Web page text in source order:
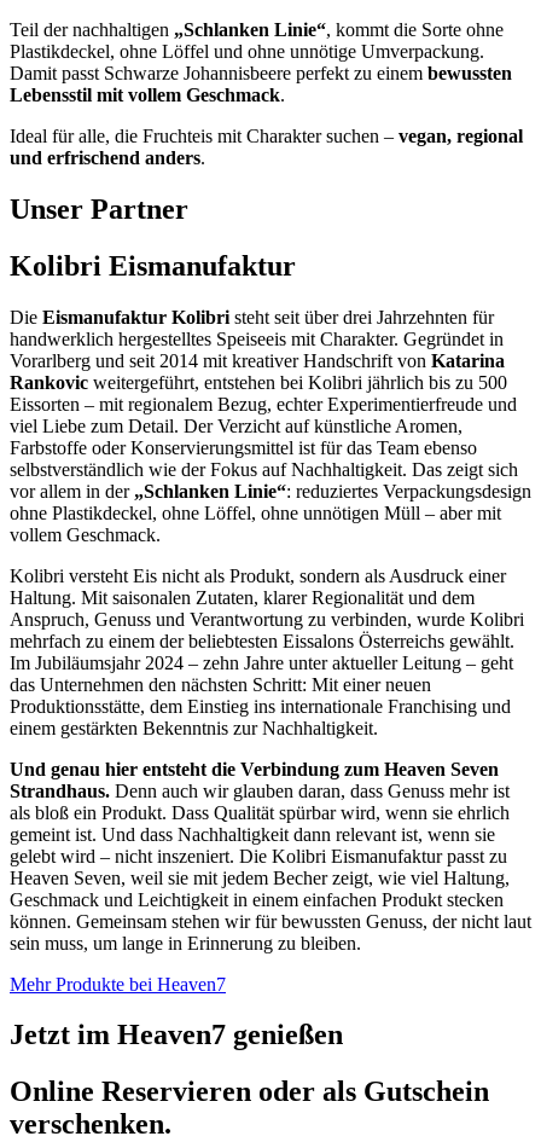
Teil der nachhaltigen „Schlanken Linie“, kommt die Sorte ohne
Plastikdeckel, ohne Löffel und ohne unnötige Umverpackung.
Damit passt Schwarze Johannisbeere perfekt zu einem bewussten
Lebensstil mit vollem Geschmack.
Ideal für alle, die Fruchteis mit Charakter suchen – vegan, regional
und erfrischend anders.
Unser Partner
Kolibri Eismanufaktur
Die Eismanufaktur Kolibri steht seit über drei Jahrzehnten für
handwerklich hergestelltes Speiseeis mit Charakter. Gegründet in
Vorarlberg und seit 2014 mit kreativer Handschrift von Katarina
Rankovic weitergeführt, entstehen bei Kolibri jährlich bis zu 500
Eissorten – mit regionalem Bezug, echter Experimentierfreude und
viel Liebe zum Detail. Der Verzicht auf künstliche Aromen,
Farbstoffe oder Konservierungsmittel ist für das Team ebenso
selbstverständlich wie der Fokus auf Nachhaltigkeit. Das zeigt sich
vor allem in der „Schlanken Linie“: reduziertes Verpackungsdesign
ohne Plastikdeckel, ohne Löffel, ohne unnötigen Müll – aber mit
vollem Geschmack.
Kolibri versteht Eis nicht als Produkt, sondern als Ausdruck einer
Haltung. Mit saisonalen Zutaten, klarer Regionalität und dem
Anspruch, Genuss und Verantwortung zu verbinden, wurde Kolibri
mehrfach zu einem der beliebtesten Eissalons Österreichs gewählt.
Im Jubiläumsjahr 2024 – zehn Jahre unter aktueller Leitung – geht
das Unternehmen den nächsten Schritt: Mit einer neuen
Produktionsstätte, dem Einstieg ins internationale Franchising und
einem gestärkten Bekenntnis zur Nachhaltigkeit.
Und genau hier entsteht die Verbindung zum Heaven Seven
Strandhaus. Denn auch wir glauben daran, dass Genuss mehr ist
als bloß ein Produkt. Dass Qualität spürbar wird, wenn sie ehrlich
gemeint ist. Und dass Nachhaltigkeit dann relevant ist, wenn sie
gelebt wird – nicht inszeniert. Die Kolibri Eismanufaktur passt zu
Heaven Seven, weil sie mit jedem Becher zeigt, wie viel Haltung,
Geschmack und Leichtigkeit in einem einfachen Produkt stecken
können. Gemeinsam stehen wir für bewussten Genuss, der nicht laut
sein muss, um lange in Erinnerung zu bleiben.
Mehr Produkte bei Heaven7
Jetzt im Heaven7 genießen
Online Reservieren oder als Gutschein
verschenken.